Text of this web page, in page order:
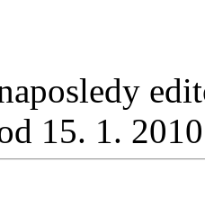
15. 1.